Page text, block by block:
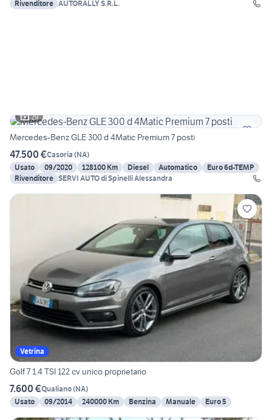
Rivenditore AUTORALLY S.R.L.
29
Mercedes-Benz GLE 300 d 4Matic Premium 7 posti
47.500 €Casoria (NA)
Usato
09/2020 128100 Km Diesel Automatico
Euro 6d-TEMP
Rivenditore SERVI AUTO di Spinelli Alessandra
Vetrina
Golf 7 1.4 TSI 122 cv unico proprietario
7.600 €Qualiano(NA)
Usato
09/2014 240000 Km Benzina Manuale Euro 5